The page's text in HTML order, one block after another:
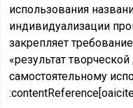
использования
индивидуализации
закрепляет
«результат
самостоятельному